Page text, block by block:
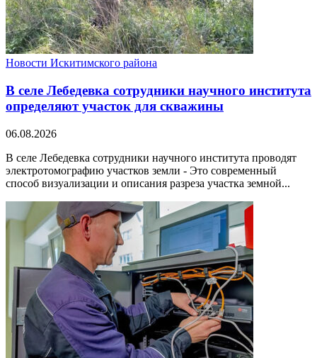
Новости Искитимского района
В селе Лебедевка сотрудники научного института
определяют участок для скважины
06.08.2026
В селе Лебедевка сотрудники научного института проводят
электротомографию участков земли - Это современный
способ визуализации и описания разреза участка земной...